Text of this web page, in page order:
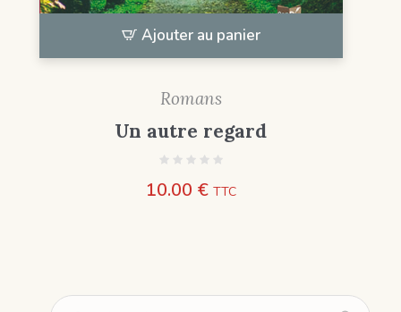
Ajouter au panier
Romans
Un autre regard
10.00 € TTC